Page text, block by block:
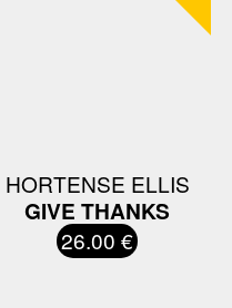
HORTENSE ELLIS
GIVE THANKS
26.00 €